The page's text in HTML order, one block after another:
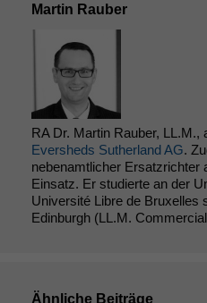
Martin Rauber
RA Dr. Martin Rauber,
Eversheds Sutherland AG.
nebenamtlicher Ersatzrichter
Einsatz. Er studierte an der
Université Libre de Bruxelles
Edinburgh (LL.M.
Ähnliche Beiträge